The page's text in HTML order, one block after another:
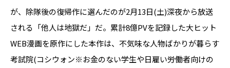
が、除隊後の復帰作に選んだのが2月13日(土)深夜から放送
される「他人は地獄だ」だ。累計8億PVを記録した大ヒット
WEB漫画を原作にした本作は、不気味な人物ばかりが暮らす
考試院(コシウォン※お金のない学生や日雇い労働者向けの